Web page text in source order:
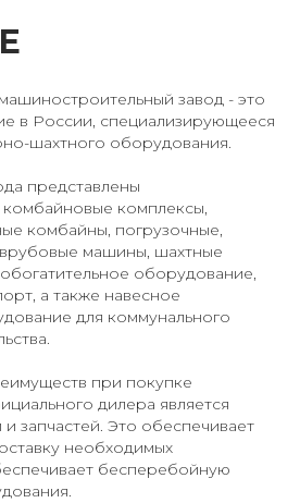
завод - это
в России, специализирующееся
шахтного оборудования.
представлены
комплексы,
комбайны, погрузочные,
машины, шахтные
оборудование,
а также навесное
для коммунального
при покупке
дилера является
и запчастей. Это обеспечивает
необходимых
бесперебойную